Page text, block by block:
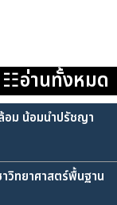
☷อ่านทั้งหมด
อม น้อมนำปรัชญา
วิทยาศาสตร์พื้นฐาน